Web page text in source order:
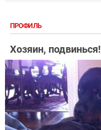
ПРОФИЛЬ
Хозяин, подвинься!